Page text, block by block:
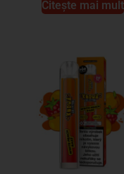
Citește mai mult